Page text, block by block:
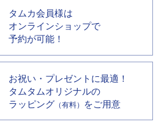
タムカ会員様は
オンラインショップで
予約が可能！
お祝い・プレゼントに最適！
タムタムオリジナルの
ラッピング （有料） をご用意